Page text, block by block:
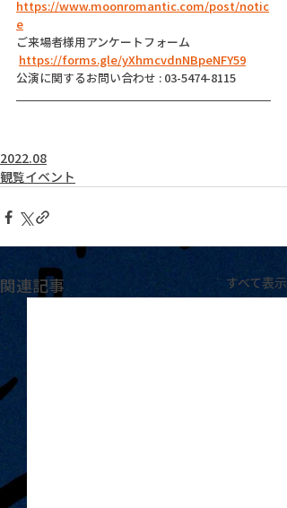
https://www.moonromantic.com/post/notic
e
ご来場者様用アンケートフォーム
https://forms.gle/yXhmcvdnNBpeNFY59
公演に関するお問い合わせ : 03-5474-8115
2022.08
観覧イベント
関連記事 すべて表示